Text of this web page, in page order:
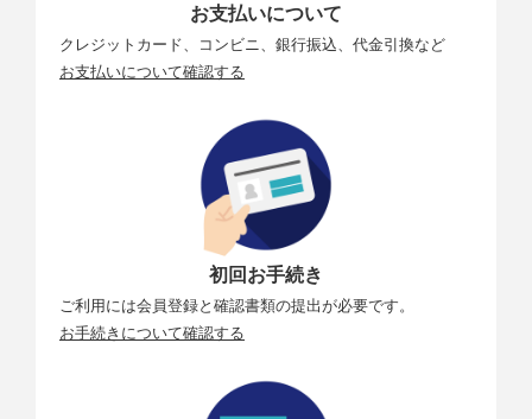
お支払いについて
クレジットカード、コンビニ、銀行振込、代金引換など
お支払いについて確認する
初回お手続き
ご利用には会員登録と確認書類の提出が必要です。
お手続きについて確認する